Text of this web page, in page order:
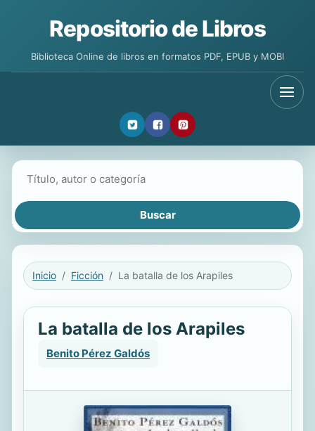
Repositorio de Libros
Biblioteca Online de libros en formatos PDF, EPUB y MOBI
Inicio Ficción La batalla de los Arapiles
La batalla de los Arapiles
Benito Pérez Galdós